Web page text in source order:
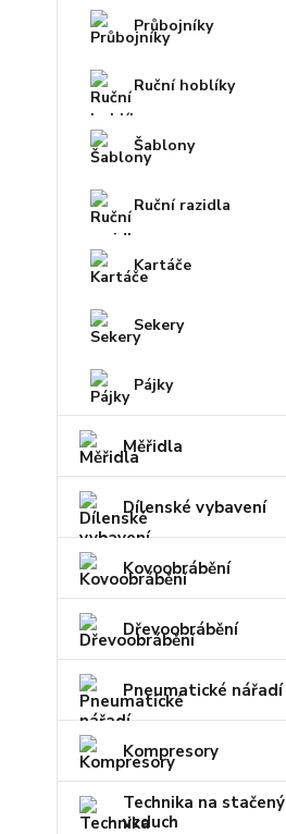
Průbojníky
Ruční hoblíky
Šablony
Ruční razidla
Kartáče
Sekery
Pájky
Měřidla
Dílenské vybavení
Kovoobrábění
Dřevoobrábění
Pneumatické nářadí
Kompresory
Technika na stačený
vzduch